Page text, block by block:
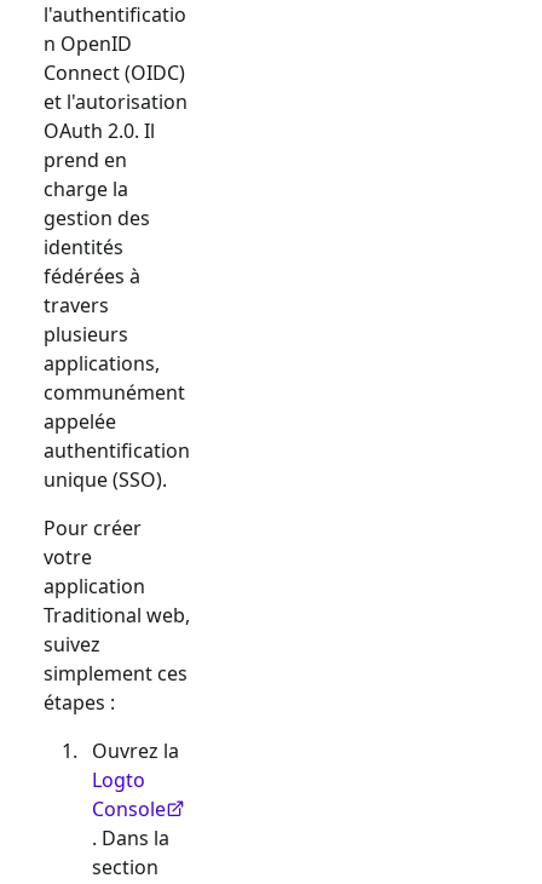
l'authentificatio
n OpenID
Connect (OIDC)
et l'autorisation
OAuth 2.0. Il
prend en
charge la
gestion des
identités
fédérées à
travers
plusieurs
applications,
communément
appelée
authentification
unique (SSO).
Pour créer
votre
application
Traditional web,
suivez
simplement ces
étapes :
Ouvrez la
Logto
Console
. Dans la
section